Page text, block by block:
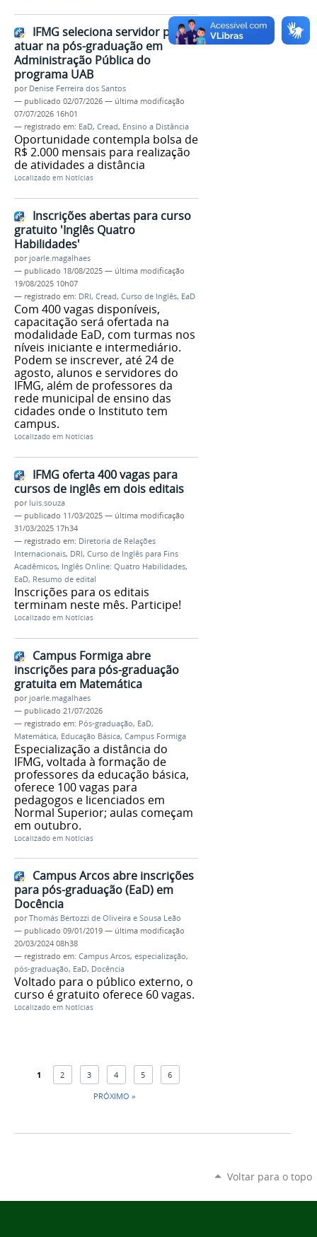
IFMG seleciona servidor para
atuar na pós-graduação em
Administração Pública do
programa UAB
por Denise Ferreira dos Santos
— publicado 02/07/2026 — última modificação
07/07/2026 16h01
— registrado em: EaD, Cread, Ensino a Distância
Oportunidade contempla bolsa de
R$ 2.000 mensais para realização
de atividades a distância
Localizado em Notícias
Inscrições abertas para curso
gratuito 'Inglês Quatro
Habilidades'
por joarle.magalhaes
— publicado 18/08/2025 — última modificação
19/08/2025 10h07
— registrado em: DRI, Cread, Curso de Inglês, EaD
Com 400 vagas disponíveis,
capacitação será ofertada na
modalidade EaD, com turmas nos
níveis iniciante e intermediário.
Podem se inscrever, até 24 de
agosto, alunos e servidores do
IFMG, além de professores da
rede municipal de ensino das
cidades onde o Instituto tem
campus.
Localizado em Notícias
IFMG oferta 400 vagas para
cursos de inglês em dois editais
por luis.souza
— publicado 11/03/2025 — última modificação
31/03/2025 17h34
— registrado em: Diretoria de Relações
Internacionais, DRI, Curso de Inglês para Fins
Acadêmicos, Inglês Online: Quatro Habilidades,
EaD, Resumo de edital
Inscrições para os editais
terminam neste mês. Participe!
Localizado em Notícias
Campus Formiga abre
inscrições para pós-graduação
gratuita em Matemática
por joarle.magalhaes
— publicado 21/07/2026
— registrado em: Pós-graduação, EaD,
Matemática, Educação Básica, Campus Formiga
Especialização a distância do
IFMG, voltada à formação de
professores da educação básica,
oferece 100 vagas para
pedagogos e licenciados em
Normal Superior; aulas começam
em outubro.
Localizado em Notícias
Campus Arcos abre inscrições
para pós-graduação (EaD) em
Docência
porThomás Bertozzi de Oliveira e Sousa Leão
— publicado 09/01/2019 — última modificação
20/03/2024 08h38
— registrado em: Campus Arcos, especialização,
pós-graduação, EaD, Docência
Voltado para o público externo, o
curso é gratuito oferece 60 vagas.
Localizado em Notícias
1 2 3 4 5
6
PRÓXIMO »
Voltar para o topo